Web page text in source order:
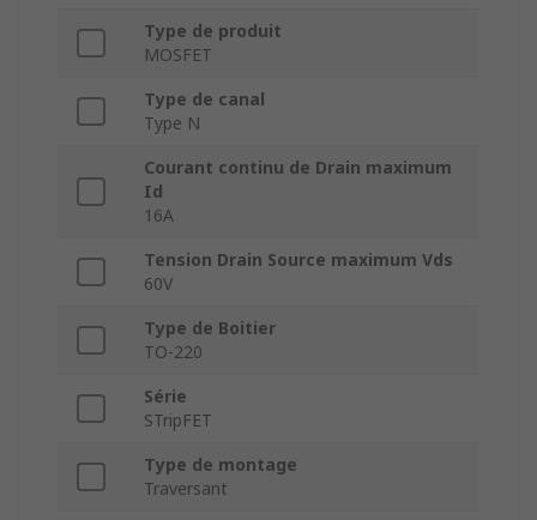
Type de produit
MOSFET
Type de canal
Type N
Courant continu de Drain maximum
Id
16A
Tension Drain Source maximum Vds
60V
Type de Boitier
TO-220
Série
STripFET
Type de montage
Traversant